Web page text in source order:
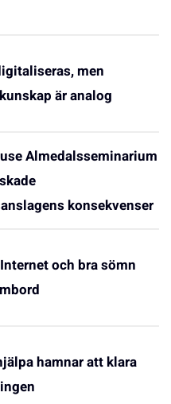
men
är analog
Almedalsseminarium
konsekvenser
och bra sömn
hamnar att klara